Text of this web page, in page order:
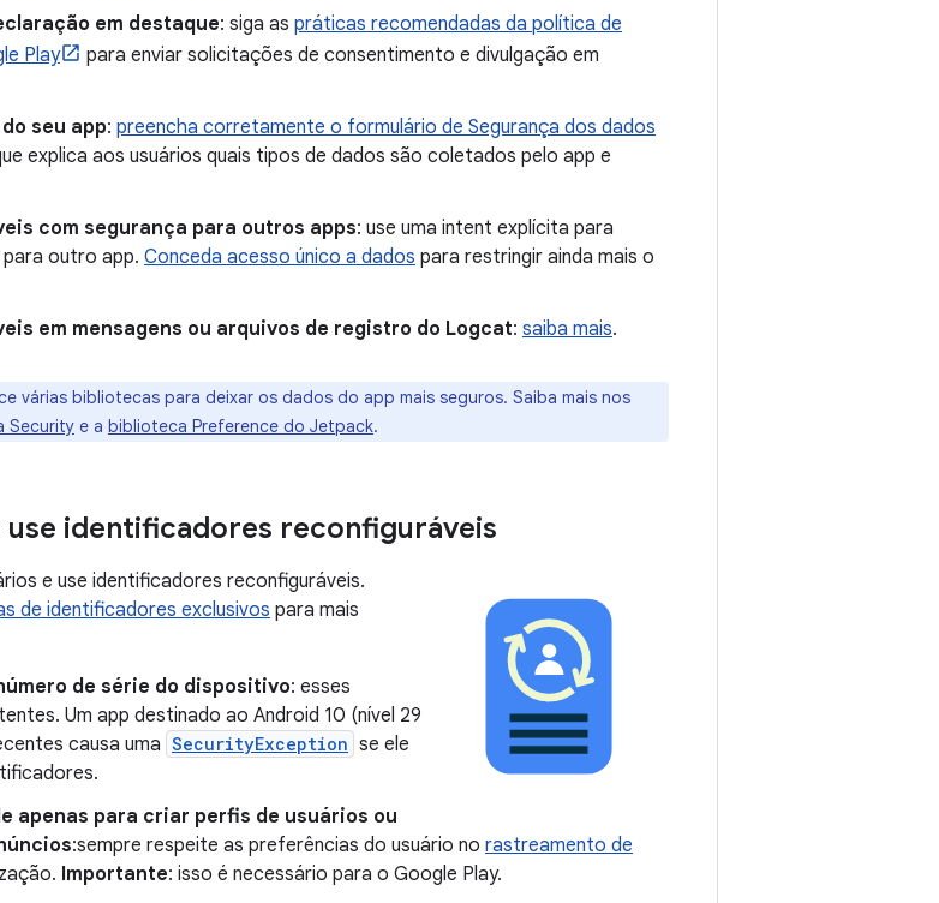
em destaque: siga as práticas recomendadas da política de
Play
para enviar solicitações de consentimento e divulgação em
seu app: preencha corretamente o formulário de Segurança dos dados
explica aos usuários quais tipos de dados são coletados pelo app e
com segurança para outros apps: use uma intent explícita para
outro app. Conceda acesso único a dados para restringir ainda mais o
em mensagens ou arquivos de registro do Logcat: saiba mais.
várias bibliotecas para deixar os dados do app mais seguros. Saiba mais nos
Security e a biblioteca Preference do Jetpack.
use identificadores reconfiguráveis
e use identificadores reconfiguráveis.
de identificadores exclusivos para mais
de série do dispositivo: esses
Um app destinado ao Android 10 (nível 29
causa uma SecurityException se ele
apenas para criar perfis de usuários ou
:sempre respeite as preferências do usuário no rastreamento de
Importante: isso é necessário para o Google Play.